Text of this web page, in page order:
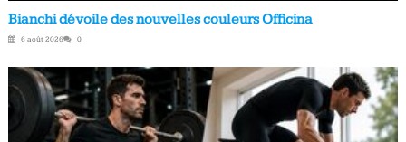
Bianchi dévoile des nouvelles couleurs Officina
6 août 2026 0